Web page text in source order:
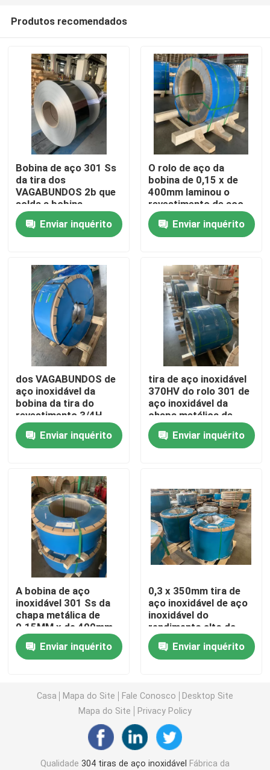
Casa
Produtos
Vídeos
Sobre nós
Excursão da fábrica
Controle da qualidade
Contacte-nos
Peça umas citações
tiras 316l de aço inoxidável
tiras 304L de aço inoxidável
Tira 321 de aço inoxidável
Tira de aço inoxidável laminada a frio
Bobina 301 de aço inoxidável
Tira de aço inoxidável da precisão
Rolo de Tiras de Aço Inoxidável
Produtos recomendados
Bobina de aço 301 Ss
da tira dos
VAGABUNDOS 2b que
solda a bobina
0.325*446mm ASTM
Enviar inquérito
O rolo de aço da
bobina de 0,15 x de
400mm laminou o
revestimento de aço
da tira 3/4H 2B
Enviar inquérito
dos VAGABUNDOS de
aço inoxidável da
bobina da tira do
revestimento 3/4H
bobina de aço
inoxidável
0.25*500mm
Enviar inquérito
tira de aço inoxidável
370HV do rolo 301 de
aço inoxidável da
chapa metálica de
3/4H 2B
Enviar inquérito
A bobina de aço
inoxidável 301 Ss da
chapa metálica de
0.15MM x de 400mm
cobre o revestimento
do EH 2BEnviar inquérito
0,3 x 350mm tira de
aço inoxidável de aço
inoxidável do
rendimento alto da
folha e da tira 301
Enviar inquérito
Casa Mapa do Site Fale Conosco
Desktop Site
Mapa do Site
Privacy Policy
Qualidade 304 tiras de aço inoxidável Fábrica da